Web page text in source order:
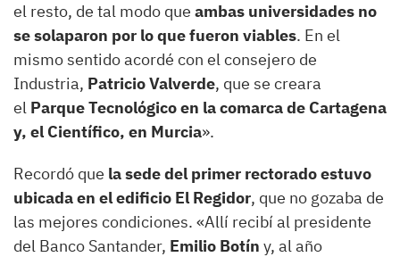
el resto, de tal modo que ambas universidades no
se solaparon por lo que fueron viables. En el
mismo sentido acordé con el consejero de
Industria, Patricio Valverde, que se creara
el Parque Tecnológico en la comarca de Cartagena
y, el Científico, en Murcia».
Recordó que la sede del primer rectorado estuvo
ubicada en el edificio El Regidor, que no gozaba de
las mejores condiciones. «Allí recibí al presidente
del Banco Santander, Emilio Botín y, al año